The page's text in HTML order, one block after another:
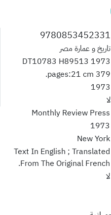
9780853452331
تاريخ و عمارة مصر
DT10783 H89513 1973
379 pages:21 cm.
1973
لا
Monthly Review Press
1973
New York
Text In English ; Translated
From The Original French.
لا